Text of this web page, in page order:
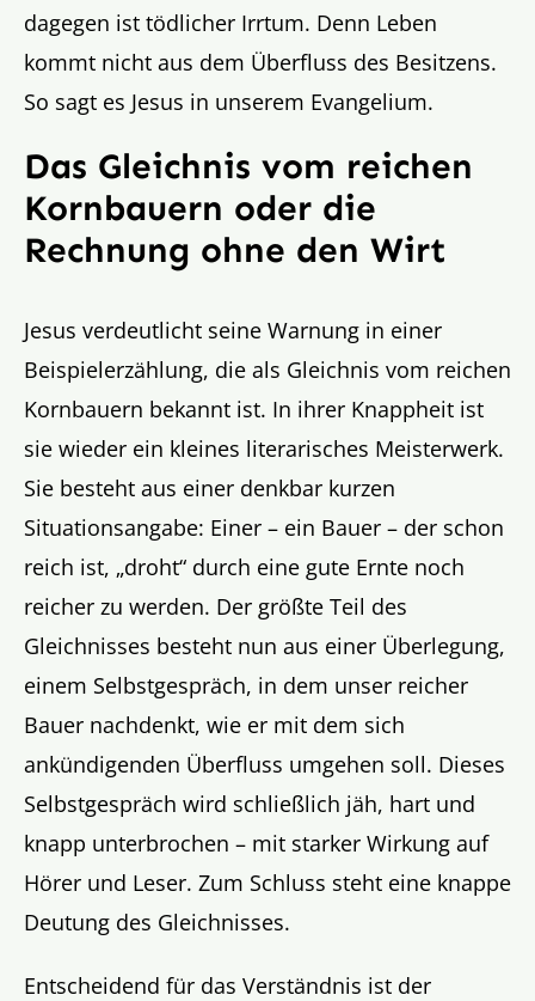
dagegen ist tödlicher Irrtum. Denn Leben
kommt nicht aus dem Überfluss des Besitzens.
So sagt es Jesus in unserem Evangelium.
Das Gleichnis vom reichen
Kornbauern oder die
Rechnung ohne den Wirt
Jesus verdeutlicht seine Warnung in einer
Beispielerzählung, die als Gleichnis vom reichen
Kornbauern bekannt ist. In ihrer Knappheit ist
sie wieder ein kleines literarisches Meisterwerk.
Sie besteht aus einer denkbar kurzen
Situationsangabe: Einer – ein Bauer – der schon
reich ist, „droht“ durch eine gute Ernte noch
reicher zu werden. Der größte Teil des
Gleichnisses besteht nun aus einer Überlegung,
einem Selbstgespräch, in dem unser reicher
Bauer nachdenkt, wie er mit dem sich
ankündigenden Überfluss umgehen soll. Dieses
Selbstgespräch wird schließlich jäh, hart und
knapp unterbrochen – mit starker Wirkung auf
Hörer und Leser. Zum Schluss steht eine knappe
Deutung des Gleichnisses.
Entscheidend für das Verständnis ist der